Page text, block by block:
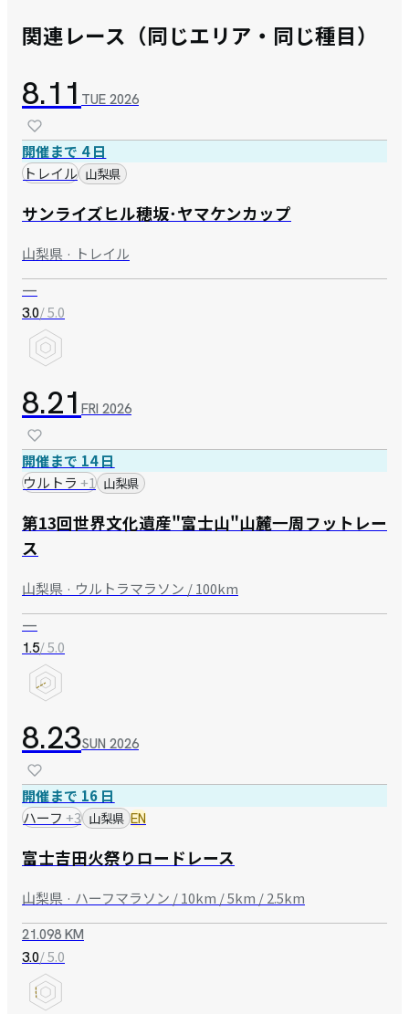
関連レース（同じエリア・同じ種目）
8.11 TUE 2026
開催まで 4 日
トレイル 山梨県
サンライズヒル穂坂･ヤマケンカップ
山梨県 · トレイル
—
3.0/ 5.0
8.21 FRI 2026
開催まで 14 日
ウルトラ +1 山梨県
第13回世界文化遺産"富士山"山麓一周フットレー
ス
山梨県 · ウルトラマラソン / 100km
—
1.5/ 5.0
8.23SUN 2026
開催まで 16 日
ハーフ +3 山梨県 EN
富士吉田火祭りロードレース
山梨県 · ハーフマラソン / 10km / 5km / 2.5km
21.098 KM
3.0/ 5.0